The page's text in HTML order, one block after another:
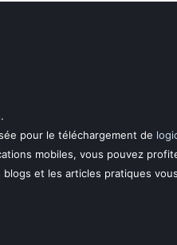
pour le téléchargement de
mobiles, vous pouvez
et les articles pratiques